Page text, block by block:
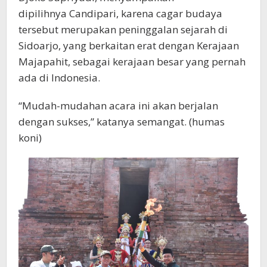
dipilihnya Candipari, karena cagar budaya
tersebut merupakan peninggalan sejarah di
Sidoarjo, yang berkaitan erat dengan Kerajaan
Majapahit, sebagai kerajaan besar yang pernah
ada di Indonesia.
“Mudah-mudahan acara ini akan berjalan
dengan sukses,” katanya semangat. (humas
koni)